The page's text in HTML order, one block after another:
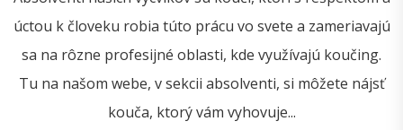
úctou k človeku robia túto prácu vo svete a zameriavajú
sa na rôzne profesijné oblasti, kde využívajú koučing.
Tu na našom webe, v sekcii absolventi, si môžete nájsť
kouča, ktorý vám vyhovuje...